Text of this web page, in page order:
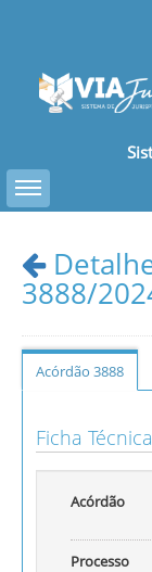
Toggle sidebar
3888/
Acórdão 3888
Ficha Técnica
Acórdão
Processo